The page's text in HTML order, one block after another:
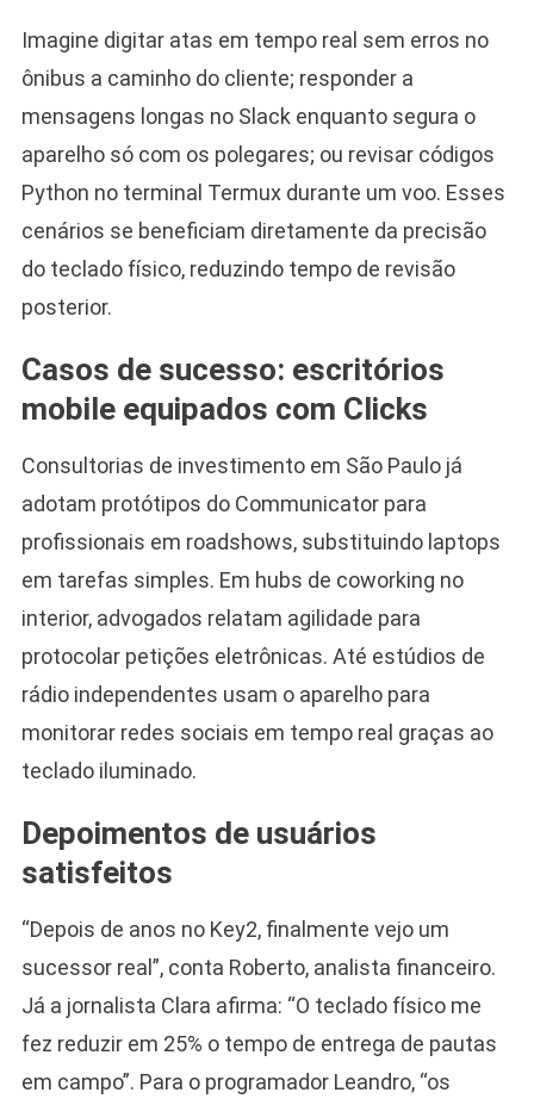
Imagine digitar atas em tempo real sem erros no
ônibus a caminho do cliente; responder a
mensagens longas no Slack enquanto segura o
aparelho só com os polegares; ou revisar códigos
Python no terminal Termux durante um voo. Esses
cenários se beneficiam diretamente da precisão
do teclado físico, reduzindo tempo de revisão
posterior.
Casos de sucesso: escritórios
mobile equipados com Clicks
Consultorias de investimento em São Paulo já
adotam protótipos do Communicator para
profissionais em roadshows, substituindo laptops
em tarefas simples. Em hubs de coworking no
interior, advogados relatam agilidade para
protocolar petições eletrônicas. Até estúdios de
rádio independentes usam o aparelho para
monitorar redes sociais em tempo real graças ao
teclado iluminado.
Depoimentos de usuários
satisfeitos
“Depois de anos no Key2, finalmente vejo um
sucessor real”, conta Roberto, analista financeiro.
Já a jornalista Clara afirma: “O teclado físico me
fez reduzir em 25% o tempo de entrega de pautas
em campo”. Para o programador Leandro, “os